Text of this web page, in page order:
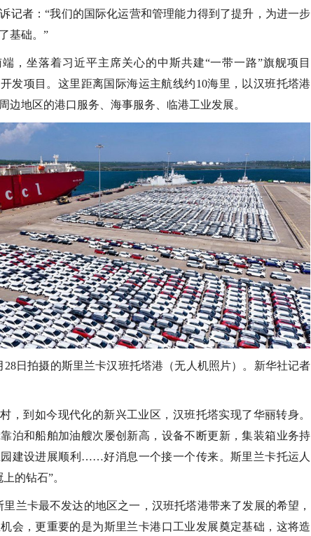
记者：“我们的国际化运营和管理能力得到了提升，为进一步
基础。”
，坐落着习近平主席关心的中斯共建“一带一路”旗舰项目
项目。这里距离国际海运主航线约10海里，以汉班托塔港
边地区的港口服务、海事服务、临港工业发展。
28日拍摄的斯里兰卡汉班托塔港（无人机照片）。新华社记者
，到如今现代化的新兴工业区，汉班托塔实现了华丽转身。
泊和船舶加油艘次屡创新高，设备不断更新，集装箱业务持
建设进展顺利……好消息一个接一个传来。斯里兰卡托运人
的钻石”。
里兰卡最不发达的地区之一，汉班托塔港带来了发展的希望，
会，更重要的是为斯里兰卡港口工业发展奠定基础，这将造